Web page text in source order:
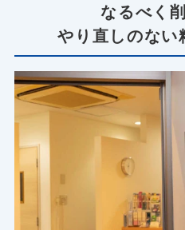
なるべく
やり直しのない